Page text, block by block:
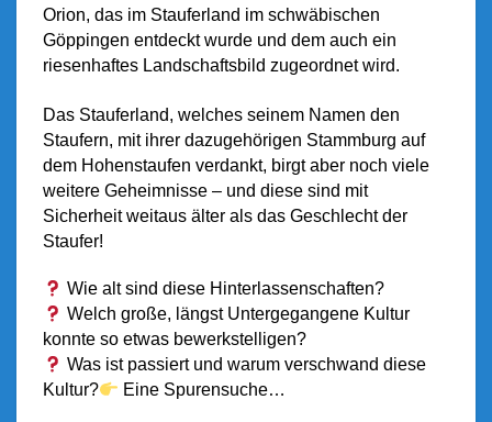
Orion, das im Stauferland im schwäbischen
Göppingen entdeckt wurde und dem auch ein
riesenhaftes Landschaftsbild zugeordnet wird.
Das Stauferland, welches seinem Namen den
Staufern, mit ihrer dazugehörigen Stammburg auf
dem Hohenstaufen verdankt, birgt aber noch viele
weitere Geheimnisse – und diese sind mit
Sicherheit weitaus älter als das Geschlecht der
Staufer!
Wie alt sind diese Hinterlassenschaften?
Welch große, längst Untergegangene Kultur
konnte so etwas bewerkstelligen?
Was ist passiert und warum verschwand diese
Kultur?
Eine Spurensuche…